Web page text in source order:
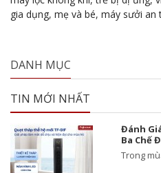
gia dụng, mẹ và bé, máy sưởi an
DANH MỤC
TIN MỚI NHẤT
Đánh
Ba Chế
Trong